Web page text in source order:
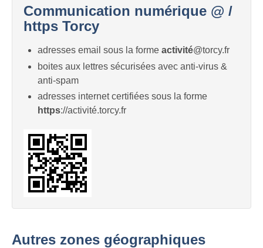
Communication numérique @ /
https Torcy
adresses email sous la forme activité@torcy.fr
boites aux lettres sécurisées avec anti-virus &
anti-spam
adresses internet certifiées sous la forme
https://activité.torcy.fr
Autres zones géographiques